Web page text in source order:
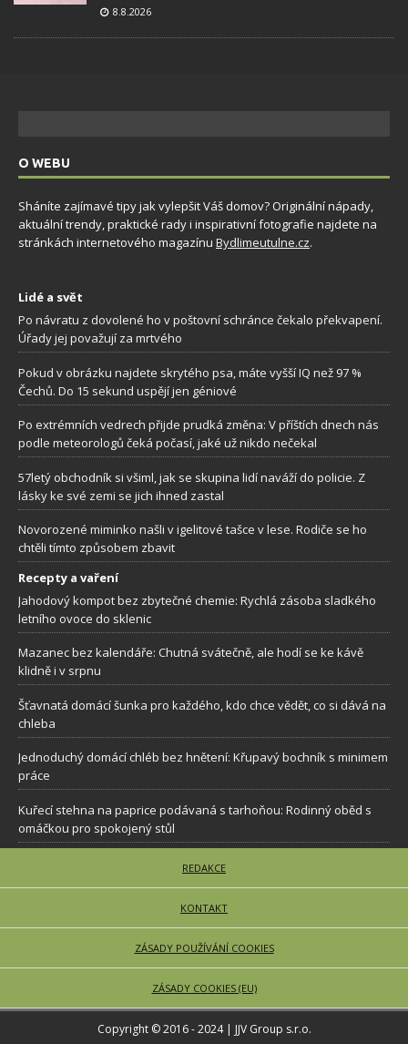
8.8.2026
O WEBU
Sháníte zajímavé tipy jak vylepšit Váš domov? Originální nápady,
aktuální trendy, praktické rady i inspirativní fotografie najdete na
stránkách internetového magazínu Bydlimeutulne.cz.
Lidé a svět
Po návratu z dovolené ho v poštovní schránce čekalo překvapení.
Úřady jej považují za mrtvého
Pokud v obrázku najdete skrytého psa, máte vyšší IQ než 97 %
Čechů. Do 15 sekund uspějí jen géniové
Po extrémních vedrech přijde prudká změna: V příštích dnech nás
podle meteorologů čeká počasí, jaké už nikdo nečekal
57letý obchodník si všiml, jak se skupina lidí naváží do policie. Z
lásky ke své zemi se jich ihned zastal
Novorozené miminko našli v igelitové tašce v lese. Rodiče se ho
chtěli tímto způsobem zbavit
Recepty a vaření
Jahodový kompot bez zbytečné chemie: Rychlá zásoba sladkého
letního ovoce do sklenic
Mazanec bez kalendáře: Chutná svátečně, ale hodí se ke kávě
klidně i v srpnu
Šťavnatá domácí šunka pro každého, kdo chce vědět, co si dává na
chleba
Jednoduchý domácí chléb bez hnětení: Křupavý bochník s minimem
práce
Kuřecí stehna na paprice podávaná s tarhoňou: Rodinný oběd s
omáčkou pro spokojený stůl
REDAKCE
KONTAKT
ZÁSADY POUŽÍVÁNÍ COOKIES
ZÁSADY COOKIES (EU)
Copyright © 2016 - 2024 | JJV Group s.r.o.